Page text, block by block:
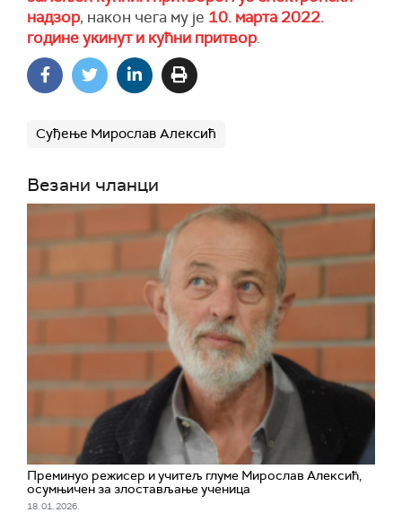
надзор, након чега му је 10. марта 2022.
године укинут и кућни притвор.
Суђење Мирослав Алексић
Везани чланци
Преминуо режисер и учитељ глуме Мирослав Алексић,
осумњичен за злостављање ученица
18. 01. 2026.